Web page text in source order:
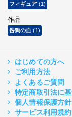
フィギュア (1)
作品
咎狗の血 (1)
はじめての方へ
ご利用方法
よくあるご質問
特定商取引法に
個人情報保護方針
サービス利用規約